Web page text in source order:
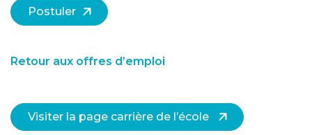
Postuler
Retour aux offres d’emploi
Visiter la page carrière de l’école